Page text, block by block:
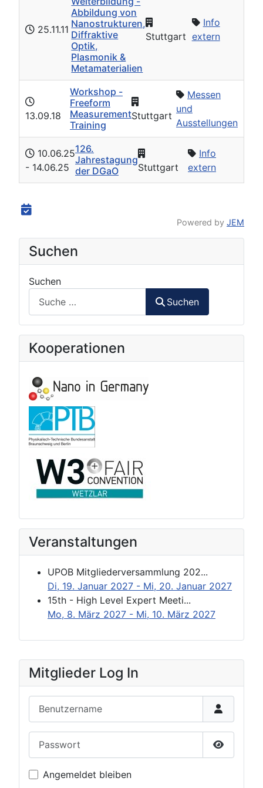
Mitglieder Log In
Passwort
Angemeldet bleiben
25.11.11
Abbildung von
Nanostrukturen,
Diffraktive
Optik,
Plasmonik &
Metamaterialien
Stuttgart
Info
extern
13.09.18
Workshop -
Freeform
Measurement
Training
Stuttgart
Messen
und
Ausstellungen
10.06.25
- 14.06.25
126.
Jahrestagung
der DGaO
Stuttgart
Info
extern
Powered by JEM
Suchen
Suchen
Suchen
Kooperationen
Veranstaltungen
UPOB Mitgliederversammlung 202...
Di, 19. Januar 2027 - Mi, 20. Januar 2027
15th - High Level Expert Meeti...
Mo, 8. März 2027 - Mi, 10. März 2027